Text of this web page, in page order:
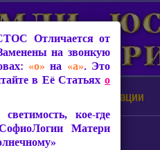
Защита от чипизации
Отличается от
на звонкую
«о» на «а». Это
в Её Статьях о
кое-где
Матери